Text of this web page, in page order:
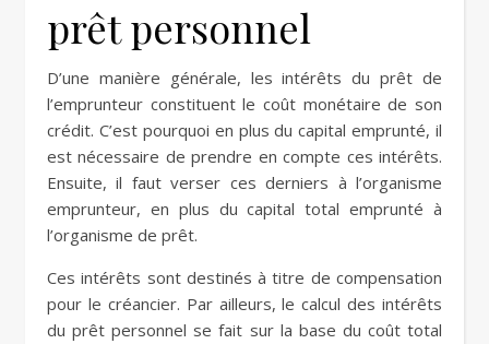
prêt personnel
D’une manière générale, les intérêts du prêt de
l’emprunteur constituent le coût monétaire de son
crédit. C’est pourquoi en plus du capital emprunté, il
est nécessaire de prendre en compte ces intérêts.
Ensuite, il faut verser ces derniers à l’organisme
emprunteur, en plus du capital total emprunté à
l’organisme de prêt.
Ces intérêts sont destinés à titre de compensation
pour le créancier. Par ailleurs, le calcul des intérêts
du prêt personnel se fait sur la base du coût total